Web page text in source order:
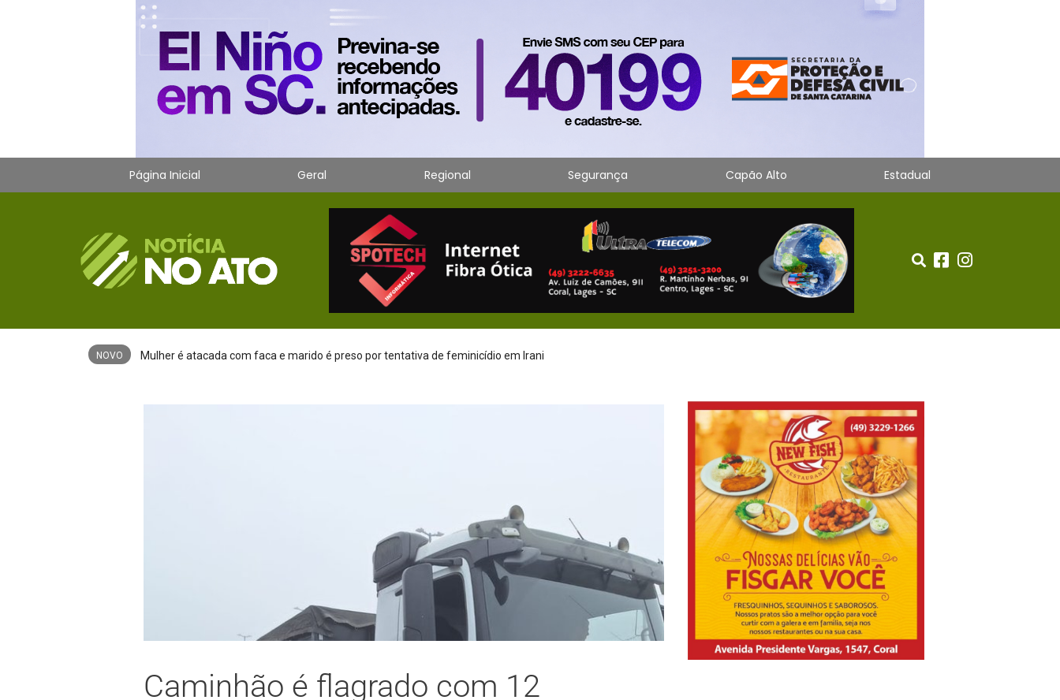
Página Inicial Geral Regional Segurança Capão Alto Estadual
NOVO PM apreende espingarda e 27 munições após denúncia de disparos em Alfredo Wagner
Caminhão é flagrado com 12